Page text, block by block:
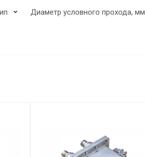
Диаметр условного прохода, мм